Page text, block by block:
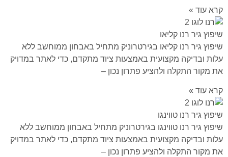
קרא עוד »
שיפוץ גיר רנו קליאו
שיפוץ גיר רנו קליאו בגירטרוניק מתחיל באבחון ממוחשב ללא
עלות ובדיקה מקצועית באמצעות ציוד מתקדם, כדי לאתר במדויק
את מקור התקלה ולהציע פתרון נכון –
קרא עוד »
שיפוץ גיר רנו טווינגו
שיפוץ גיר רנו טווינגו בגירטרוניק מתחיל באבחון ממוחשב ללא
עלות ובדיקה מקצועית באמצעות ציוד מתקדם, כדי לאתר במדויק
את מקור התקלה ולהציע פתרון נכון –